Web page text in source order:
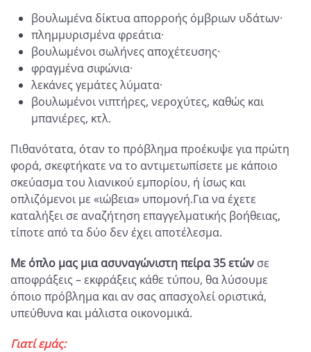
βουλωμένα δίκτυα απορροής όμβριων υδάτων·
πλημμυρισμένα φρεάτια·
βουλωμένοι σωλήνες αποχέτευσης·
φραγμένα σιφώνια·
λεκάνες γεμάτες λύματα·
βουλωμένοι νιπτήρες, νεροχύτες, καθώς και
μπανιέρες, κτλ.
Πιθανότατα, όταν το πρόβλημα προέκυψε για πρώτη
φορά, σκεφτήκατε να το αντιμετωπίσετε με κάποιο
σκεύασμα του λιανικού εμπορίου, ή ίσως και
οπλιζόμενοι με «ιώβεια» υπομονή.Για να έχετε
καταλήξει σε αναζήτηση επαγγελματικής βοήθειας,
τίποτε από τα δύο δεν έχει αποτέλεσμα.
Με όπλο μας μια ασυναγώνιστη πείρα 35 ετών σε
αποφράξεις – εκφράξεις κάθε τύπου, θα λύσουμε
όποιο πρόβλημα και αν σας απασχολεί οριστικά,
υπεύθυνα και μάλιστα οικονομικά.
Γιατί εμάς: